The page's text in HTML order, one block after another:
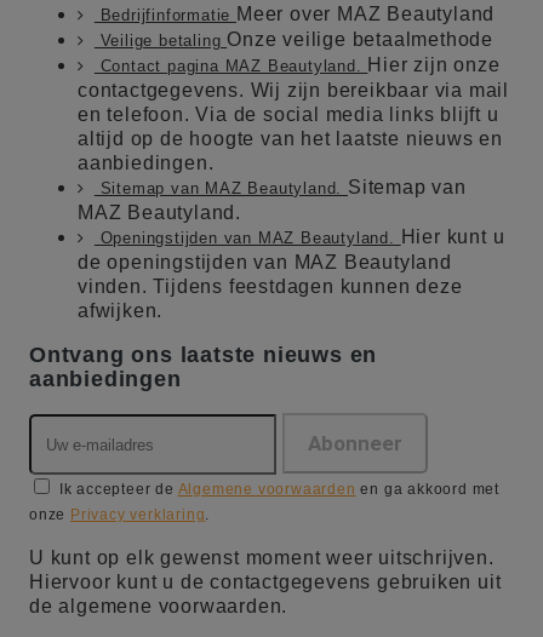
Bedrijfinformatie Meer over MAZ Beautyland
Veilige betaling Onze veilige betaalmethode
Contact pagina MAZ Beautyland.
Hier zijn onze
contactgegevens. Wij zijn bereikbaar via mail
en telefoon. Via de social media links blijft u
altijd op de hoogte van het laatste nieuws en
aanbiedingen.
Sitemap van MAZ Beautyland. Sitemap van
MAZ Beautyland.
Openingstijden van MAZ Beautyland.
Hier kunt u
de openingstijden van MAZ Beautyland
vinden. Tijdens feestdagen kunnen deze
afwijken.
Ontvang ons laatste nieuws en
aanbiedingen
Ik accepteer de Algemene voorwaarden en ga akkoord met
onze Privacy verklaring.
U kunt op elk gewenst moment weer uitschrijven.
Hiervoor kunt u de contactgegevens gebruiken uit
de algemene voorwaarden.